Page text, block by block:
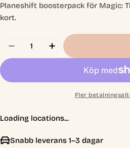
Planeshift boosterpack för Magic:
kort.
Minska Antal För Magic
Öka Antal För
Fler
Loading locations...
Snabb leverans 1–3 dagar